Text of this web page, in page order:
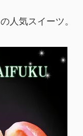
人気スイーツ。